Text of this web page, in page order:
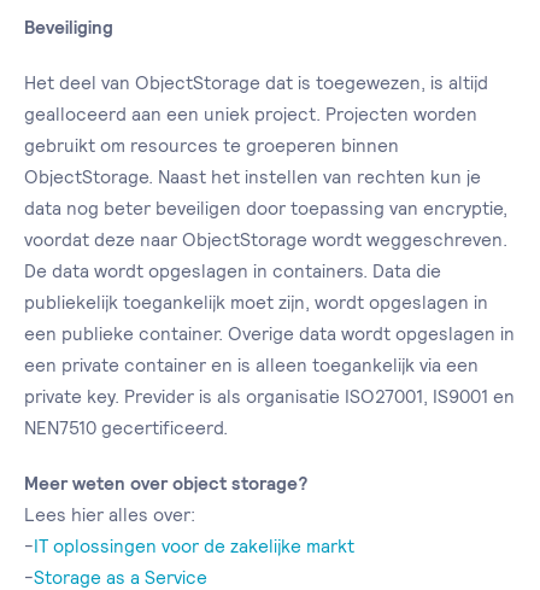
Beveiliging
Het deel van ObjectStorage dat is toegewezen, is altijd
gealloceerd aan een uniek project. Projecten worden
gebruikt om resources te groeperen binnen
ObjectStorage. Naast het instellen van rechten kun je
data nog beter beveiligen door toepassing van encryptie,
voordat deze naar ObjectStorage wordt weggeschreven.
De data wordt opgeslagen in containers. Data die
publiekelijk toegankelijk moet zijn, wordt opgeslagen in
een publieke container. Overige data wordt opgeslagen in
een private container en is alleen toegankelijk via een
private key. Previder is als organisatie ISO27001, IS9001 en
NEN7510 gecertificeerd.
Meer weten over object storage?
Lees hier alles over:
-IT oplossingen voor de zakelijke markt
-Storage as a Service